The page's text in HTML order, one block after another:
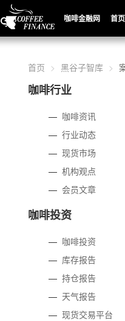
咖啡金融网 首页
首页 黑谷子智库
咖啡行业
— 咖啡资讯
—行业动态
—现货市场
—机构观点
—会员文章
咖啡投资
— 咖啡投资
— 库存报告
—持仓报告
— 天气报告
—现货交易平台